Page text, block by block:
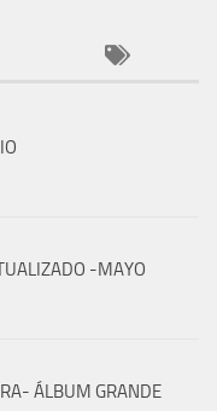
-MAYO
ÁLBUM GRANDE